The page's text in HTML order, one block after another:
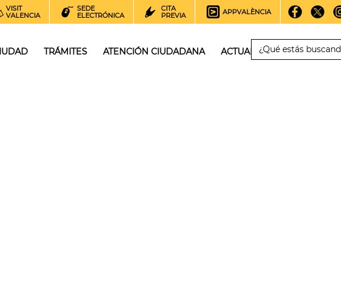
VISIT
VALENCIA
SEDE
ELECTRÓNICA
CITA
PREVIA
APPVALÈNCIA
TRÁMITES ATENCIÓN CIUDADANA ACTUALIDAD